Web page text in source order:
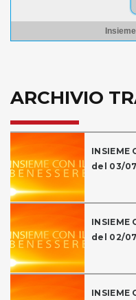
ARCHIVIO
INSIEME
del 03/
INSIEME
del 02/
INSIEME